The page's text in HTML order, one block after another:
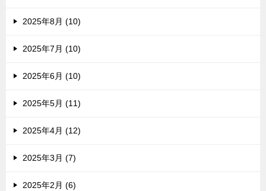
2025年8月 (10)
2025年7月 (10)
2025年6月 (10)
2025年5月 (11)
2025年4月 (12)
2025年3月 (7)
2025年2月 (6)